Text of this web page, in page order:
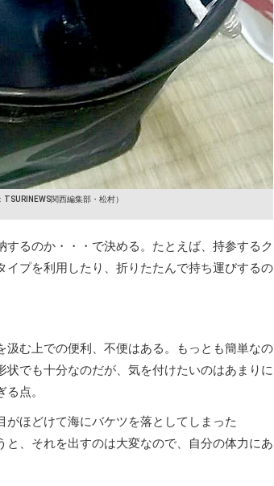
TSURINEWS関西編集部・松村）
るのか・・・で決める。たとえば、持参するク
プを利用したり、折りたたんで持ち運びするの
む上での便利、不便はある。もっとも簡単なの
でも十分なのだが、気を付けたいのはあまりに
点。
ほどけて海にバケツを落としてしまった
、それを出すのは大変なので、自分の体力にあ